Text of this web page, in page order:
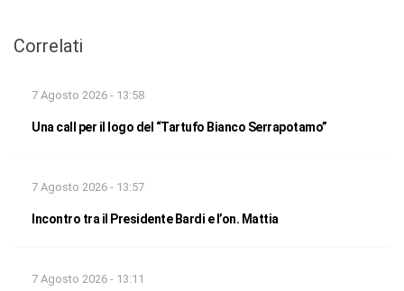
Correlati
7 Agosto 2026 - 13:58
Una call per il logo del “Tartufo Bianco Serrapotamo”
7 Agosto 2026 - 13:57
Incontro tra il Presidente Bardi e l’on. Mattia
7 Agosto 2026 - 13:11